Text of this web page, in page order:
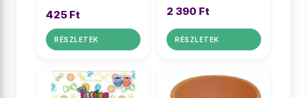
425 Ft
RÉSZLETEK
2 390 Ft
RÉSZLETEK